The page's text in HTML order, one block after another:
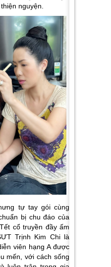
nguyện.
tự tay gói cùng
bị chu đáo của
cổ truyền đầy ấm
Trịnh Kim Chi là
viên hạng A được
mến, với cách sống